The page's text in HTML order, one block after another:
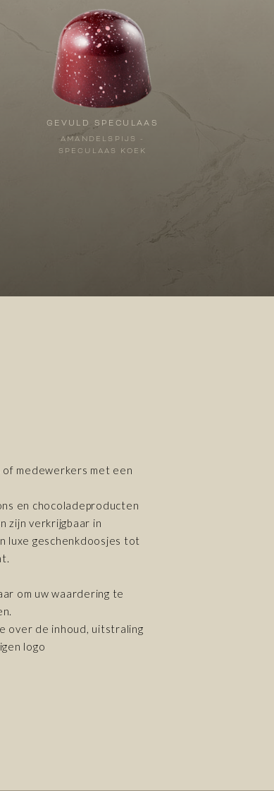
AMANDELSPIJS -
SPECULAAS KOEK
GEVULD SPECULAAS
medewerkers met een
en chocoladeproducten
zijn verkrijgbaar in
luxe geschenkdoosjes tot
om uw waardering te
over de inhoud, uitstraling
logo